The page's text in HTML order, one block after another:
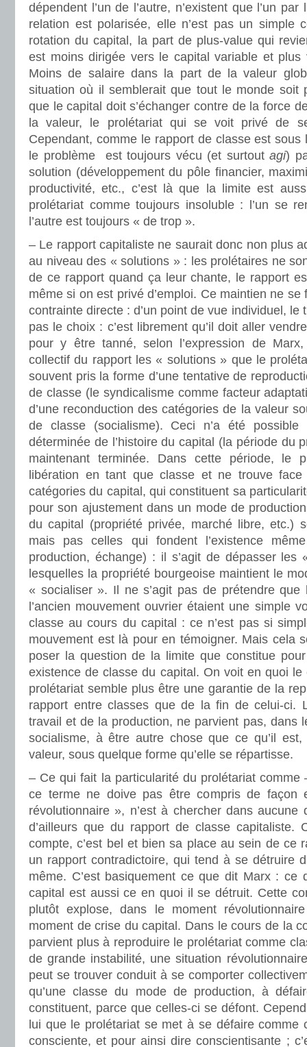
dépendent l’un de l’autre, n’existent que l’un par
relation est polarisée, elle n’est pas un simple
rotation du capital, la part de plus-value qui
est moins dirigée vers le capital variable et plus
Moins de salaire dans la part de la valeur
situation où il semblerait que tout le monde soit
que le capital doit s’échanger contre de la force
la valeur, le prolétariat qui se voit privé de
Cependant, comme le rapport de classe est
le problème est toujours vécu (et surtoutagi)
solution (développement du pôle financier,
productivité, etc., c’est là que la limite est
prolétariat comme toujours insoluble : l’un se
l’autre est toujours « de trop ».
– Le rapport capitaliste ne saurait donc non plus
au niveau des « solutions » : les prolétaires ne
de ce rapport quand ça leur chante, le rapport
même si on est privé d’emploi. Ce maintien ne
contrainte directe : d’un point de vue individuel, le
pas le choix : c’est librement qu’il doit aller
pour y être tanné, selon l’expression de
collectif du rapport les « solutions » que le
souvent pris la forme d’une tentative de
de classe (le syndicalisme comme facteur
d’une reconduction des catégories de la valeur
de classe (socialisme). Ceci n’a été
déterminée de l’histoire du capital (la période du
maintenant terminée. Dans cette période, le
libération en tant que classe et ne trouve
catégories du capital, qui constituent sa
pour son ajustement dans un mode de
du capital (propriété privée, marché libre, etc.)
mais pas celles qui fondent l’existence
production, échange) : il s’agit de dépasser les
lesquelles la propriété bourgeoise maintient le
« socialiser ». Il ne s’agit pas de prétendre que
l’ancien mouvement ouvrier étaient une simple
classe au cours du capital : ce n’est pas si
mouvement est là pour en témoigner. Mais cela
poser la question de la limite que constitue
existence de classe du capital. On voit en quoi
prolétariat semble plus être une garantie de la
rapport entre classes que de la fin de celui-ci.
travail et de la production, ne parvient pas, dans
socialisme, à être autre chose que ce qu’il
valeur, sous quelque forme qu’elle se répartisse.
– Ce qui fait la particularité du prolétariat comme
ce terme ne doive pas être compris de façon
révolutionnaire », n’est à chercher dans aucune
d’ailleurs que du rapport de classe capitaliste.
compte, c’est bel et bien sa place au sein de ce
un rapport contradictoire, qui tend à se détruire
même. C’est basiquement ce que dit Marx : ce
capital est aussi ce en quoi il se détruit. Cette
plutôt explose, dans le moment
moment de crise du capital. Dans le cours de la
parvient plus à reproduire le prolétariat comme
de grande instabilité, une situation
peut se trouver conduit à se comporter
qu’une classe du mode de production, à
constituent, parce que celles-ci se défont.
lui que le prolétariat se met à se défaire comme
consciente, et pour ainsi dire conscientisante ;